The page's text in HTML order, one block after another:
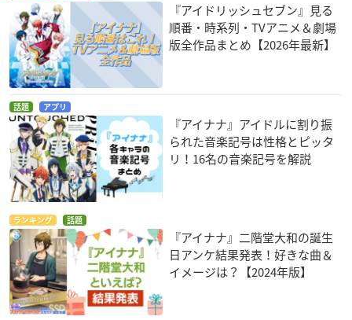
『アイドリッシュセブン』見る
順番・時系列・TVアニメ＆劇場
版全作品まとめ【2026年最新】
話題 アプリ
『アイナナ』アイドルに割り振
られた音楽記号は性格とピッタ
リ！16名の音楽記号を解説
ランキング 話題
『アイナナ』二階堂大和の誕生
日アンケ結果発表！好きな曲＆
イメージは？【2024年版】